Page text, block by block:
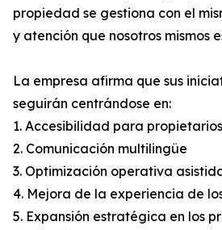
propiedad se gestiona con el
y atención que nosotros mismos
La empresa afirma que sus
seguirán centrándose en:
1. Accesibilidad para
2. Comunicación multilingüe
3. Optimización operativa
4. Mejora de la experiencia de
5. Expansión estratégica en los